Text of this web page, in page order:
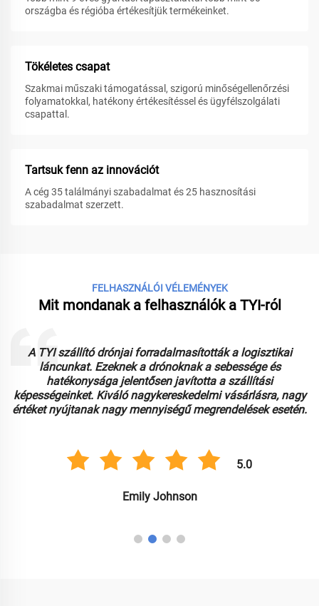
országba és régióba értékesítjük termékeinket.
Tökéletes csapat
Szakmai műszaki támogatással, szigorú minőségellenőrzési
folyamatokkal, hatékony értékesítéssel és ügyfélszolgálati
csapattal.
Tartsuk fenn az innovációt
A cég 35 találmányi szabadalmat és 25 hasznosítási
szabadalmat szerzett.
FELHASZNÁLÓI VÉLEMÉNYEK
Mit mondanak a felhasználók a TYI-ról
A TYI szállító drónjai forradalmasították a logisztikai
láncunkat. Ezeknek a drónoknak a sebessége és
hatékonysága jelentősen javította a szállítási
képességeinket. Kiváló nagykereskedelmi vásárlásra, nagy
értéket nyújtanak nagy mennyiségű megrendelések esetén.
5.0
Emily Johnson